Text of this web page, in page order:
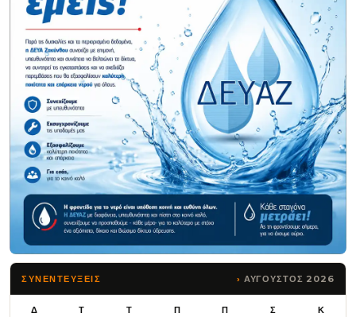
ΣΥΝΕΝΤΕΥΞΕΙΣ ΑΥΓΟΥΣΤΟΣ 2026
Δ Τ Τ Π Π Σ Κ